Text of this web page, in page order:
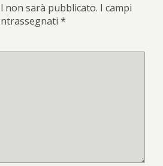
non sarà pubblicato. I campi
*